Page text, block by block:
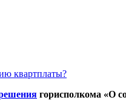
горисполкома «О